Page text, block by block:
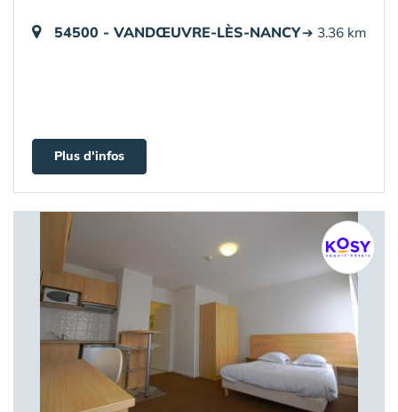
54500 - VANDŒUVRE-LÈS-NANCY➔ 3.36 km
Plus d'infos